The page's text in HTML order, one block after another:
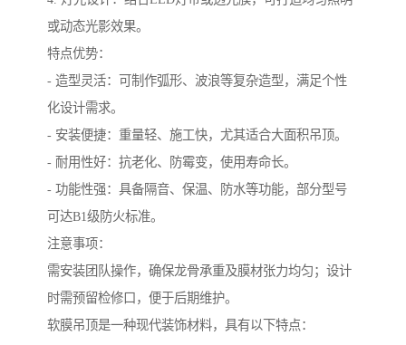
或动态光影效果。
特点优势：
- 造型灵活：可制作弧形、波浪等复杂造型，满足个性
化设计需求。
- 安装便捷：重量轻、施工快，尤其适合大面积吊顶。
- 耐用性好：抗老化、防霉变，使用寿命长。
- 功能性强：具备隔音、保温、防水等功能，部分型号
可达B1级防火标准。
注意事项：
需安装团队操作，确保龙骨承重及膜材张力均匀；设计
时需预留检修口，便于后期维护。
软膜吊顶是一种现代装饰材料，具有以下特点：